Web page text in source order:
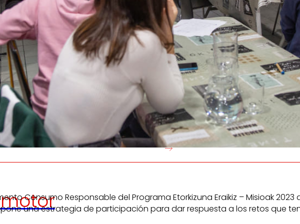
riqueza local
en el entorno.
Promovemosla
satisfacción y el
de laspersonas
trabajadoras.
Consumo Responsable del Programa Etorkizuna Eraikiz – Misioak
una estrategia de participación para dar respuesta a los retos que